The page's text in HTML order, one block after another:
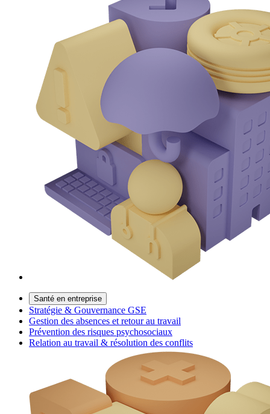
Santé en entreprise
Stratégie & Gouvernance GSE
Gestion des absences et retour au travail
Prévention des risques psychosociaux
Relation au travail & résolution des conflits